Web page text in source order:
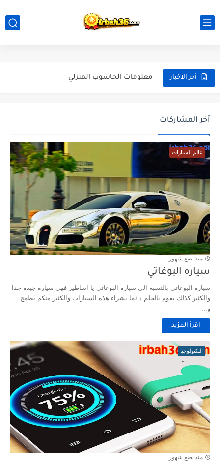
أخر الاخبار معلومات الحاسوب المنزلي
تحميل لعبة سبايدر مان 2025
هواتف الهواوي 2025
شراء ساعات الاندرويد
هواتف الريدمي ومميزاتها
آخر المشاركات
عالم السيارات
منذ بضع شهور
سياره البوغاتي
سياره البوغاتي بالنسبه الى سياره البوغاتي يا اساطير فهي سياره جيده جدا
والكثير كذلك يقوم بالحلم دائما بشراء هذه السيارات والكثير منكم يطمح
و...
اقرأ المزيد
التكنولوجيا
منذ بضع شهور